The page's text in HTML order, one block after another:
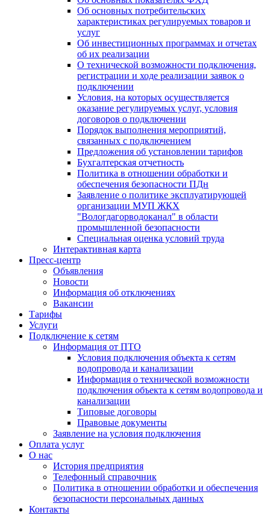
Об основных потребительских
характеристиках регулируемых товаров и
услуг
Об инвестиционных программах и отчетах
об их реализации
О технической возможности подключения,
регистрации и ходе реализации заявок о
подключении
Условия, на которых осуществляется
оказание регулируемых услуг, условия
договоров о подключении
Порядок выполнения мероприятий,
связанных с подключением
Предложения об установлении тарифов
Бухгалтерская отчетность
Политика в отношении обработки и
обеспечения безопасности ПДн
Заявление о политике эксплуатирующей
организации МУП ЖКХ
"Вологдагорводоканал" в области
промышленной безопасности
Специальная оценка условий труда
Интерактивная карта
Пресс-центр
Объявления
Новости
Информация об отключениях
Вакансии
Тарифы
Услуги
Подключение к сетям
Информация от ПТО
Условия подключения объекта к сетям
водопровода и канализации
Информация о технической возможности
подключения объекта к сетям водопровода и
канализации
Типовые договоры
Правовые документы
Заявление на условия подключения
Оплата услуг
О нас
История предприятия
Телефонный справочник
Политика в отношении обработки и обеспечения
безопасности персональных данных
Контакты